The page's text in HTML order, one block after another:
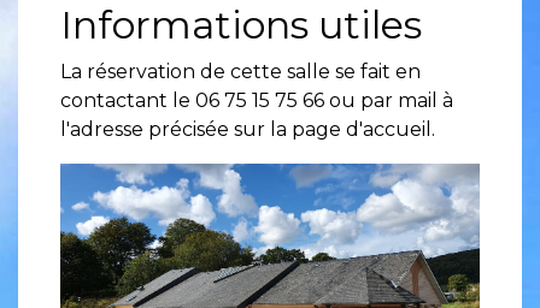
Informations utiles
La réservation de cette salle se fait en
contactant le 06 75 15 75 66 ou par mail à
l'adresse précisée sur la page d'accueil.